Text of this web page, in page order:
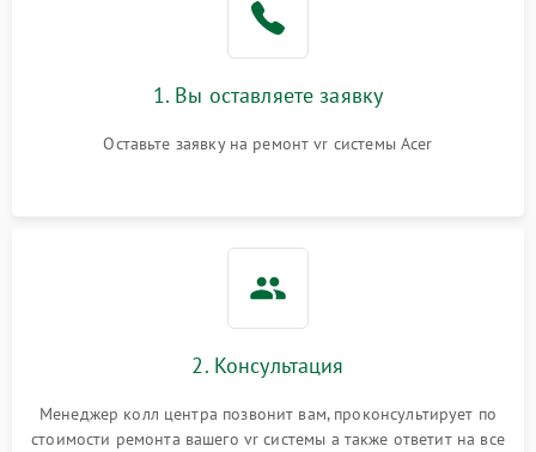
1. Вы оставляете заявку
Оставьте заявку на ремонт vr системы Acer
2. Консультация
Менеджер колл центра позвонит вам, проконсультирует по
стоимости ремонта вашего vr системы а также ответит на все